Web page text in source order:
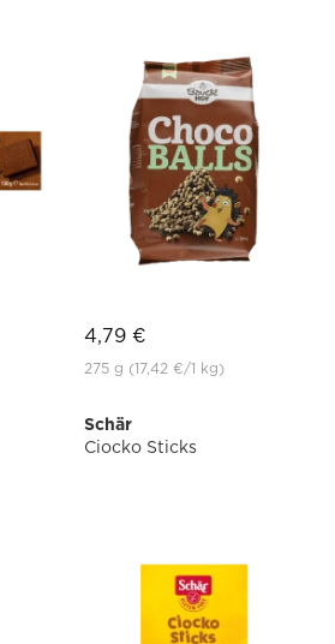
4,79 €
275 g (17,42 €/1 kg)
Schär
Ciocko Sticks